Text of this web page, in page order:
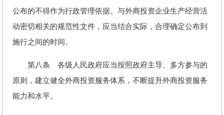
公布的不得作为行政管理依据。与外商投资企业生产经营活
动密切相关的规范性文件，应当结合实际，合理确定公布到
施行之间的时间。
第八条 各级人民政府应当按照政府主导、多方参与的
原则，建立健全外商投资服务体系，不断提升外商投资服务
能力和水平。